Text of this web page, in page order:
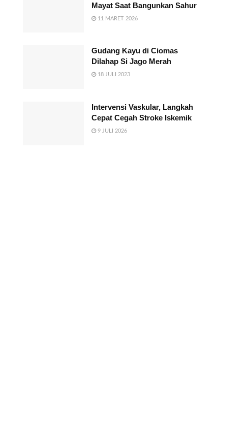
Mayat Saat Bangunkan Sahur
11 MARET 2026
Gudang Kayu di Ciomas
Dilahap Si Jago Merah
18 JULI 2023
Intervensi Vaskular, Langkah
Cepat Cegah Stroke Iskemik
9 JULI 2026